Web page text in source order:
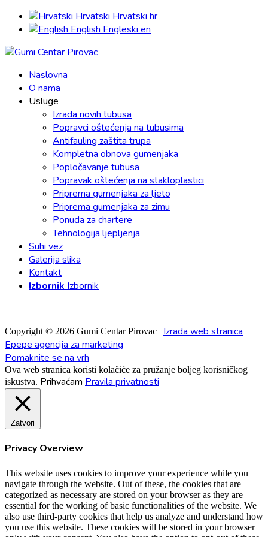
Hrvatski Hrvatski hr
English Engleski en
Naslovna
O nama
Usluge
Izrada novih tubusa
Popravci oštećenja na tubusima
Antifauling zaštita trupa
Kompletna obnova gumenjaka
Popločavanje tubusa
Popravak oštećenja na stakloplastici
Priprema gumenjaka za ljeto
Priprema gumenjaka za zimu
Ponuda za chartere
Tehnologija ljepljenja
Suhi vez
Galerija slika
Kontakt
Izbornik Izbornik
Copyright © 2026 Gumi Centar Pirovac | Izrada web stranica
Epepe agencija za marketing
Pomaknite se na vrh
Ova web stranica koristi kolačiće za pružanje boljeg korisničkog
iskustva. Prihvaćam Pravila privatnosti
Zatvori
Privacy Overview
This website uses cookies to improve your experience while you
navigate through the website. Out of these, the cookies that are
categorized as necessary are stored on your browser as they are
essential for the working of basic functionalities of the website. We
also use third-party cookies that help us analyze and understand how
you use this website. These cookies will be stored in your browser